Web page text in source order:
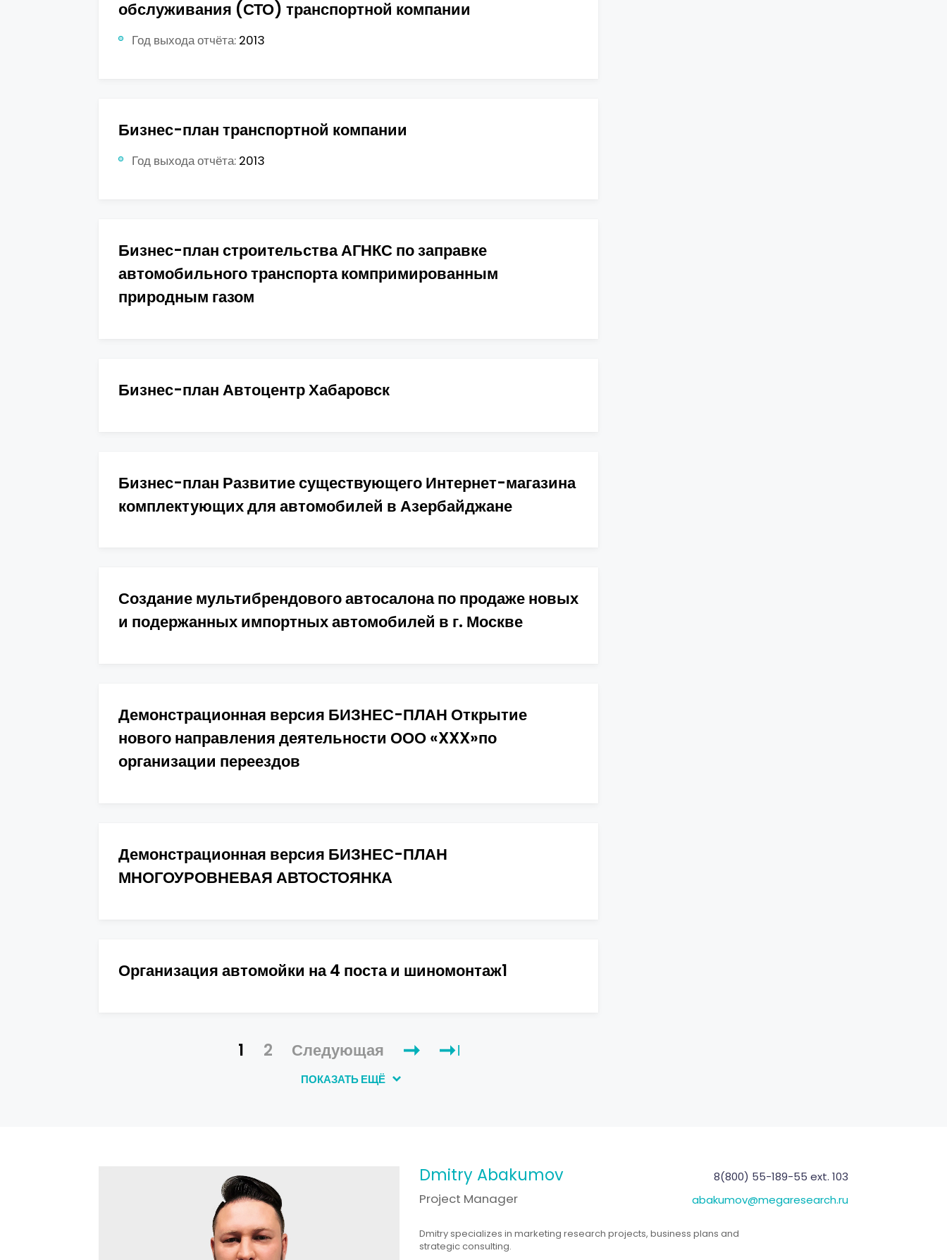
обслуживания (СТО) транспортной компании
Год выхода отчёта: 2013
Бизнес-план транспортной компании
Год выхода отчёта: 2013
Бизнес-план строительства АГНКС по заправке
автомобильного транспорта компримированным
природным газом
Бизнес-план Автоцентр Хабаровск
Бизнес-план Развитие существующего Интернет-магазина
комплектующих для автомобилей в Азербайджане
Создание мультибрендового автосалона по продаже новых
и подержанных импортных автомобилей в г. Москве
Демонстрационная версия БИЗНЕС-ПЛАН Открытие
нового направления деятельности ООО «XXX»по
организации переездов
Демонстрационная версия БИЗНЕС-ПЛАН
МНОГОУРОВНЕВАЯ АВТОСТОЯНКА
Организация автомойки на 4 поста и шиномонтаж1
1 2 Следующая
ПОКАЗАТЬ ЕЩЁ
Dmitry Abakumov
Project Manager
8(800) 55-189-55 ext. 103
abakumov@megaresearch.ru
Dmitry specializes in marketing research projects, business plans and
strategic consulting.